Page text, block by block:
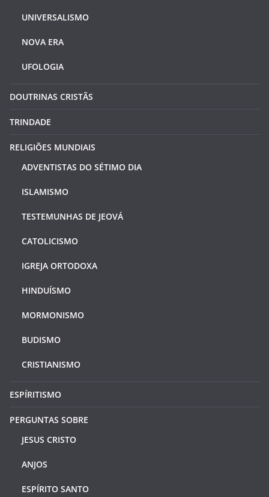
UNIVERSALISMO
NOVA ERA
UFOLOGIA
DOUTRINAS CRISTÃS
TRINDADE
RELIGIÕES MUNDIAIS
ADVENTISTAS DO SÉTIMO DIA
ISLAMISMO
TESTEMUNHAS DE JEOVÁ
CATOLICISMO
IGREJA ORTODOXA
HINDUÍSMO
MORMONISMO
BUDISMO
CRISTIANISMO
ESPÍRITISMO
PERGUNTAS SOBRE
JESUS CRISTO
ANJOS
ESPÍRITO SANTO